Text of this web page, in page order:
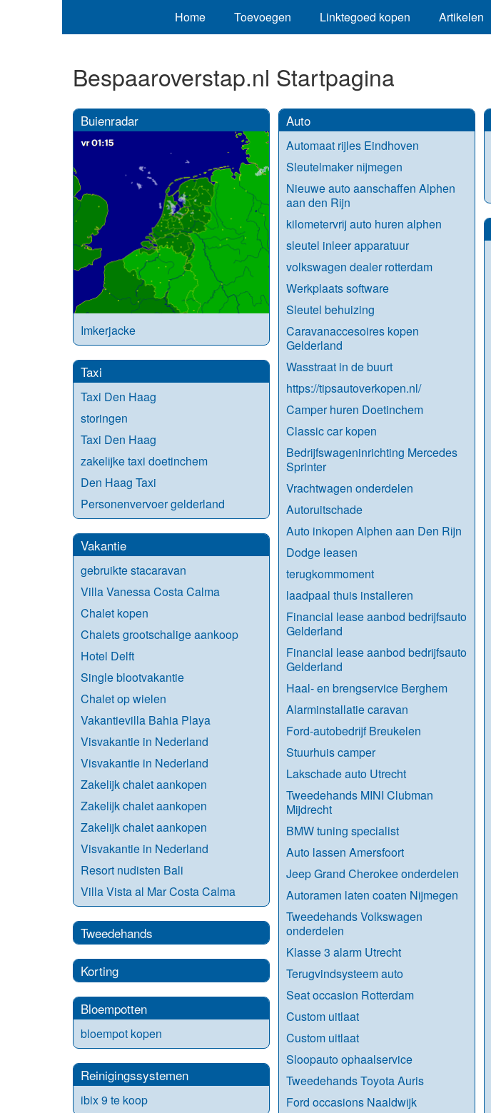
Home Toevoegen Linktegoed kopen Artikelen
Bespaaroverstap.nl Startpagina
Buienradar
Imkerjacke
Taxi
Taxi Den Haag
storingen
Taxi Den Haag
zakelijke taxi doetinchem
Den Haag Taxi
Personenvervoer gelderland
Vakantie
gebruikte stacaravan
Villa Vanessa Costa Calma
Chalet kopen
Chalets grootschalige aankoop
Hotel Delft
Single blootvakantie
Chalet op wielen
Vakantievilla Bahia Playa
Visvakantie in Nederland
Visvakantie in Nederland
Zakelijk chalet aankopen
Zakelijk chalet aankopen
Zakelijk chalet aankopen
Visvakantie in Nederland
Resort nudisten Bali
Villa Vista al Mar Costa Calma
Tweedehands
Korting
Bloempotten
bloempot kopen
Reinigingssystemen
ibix 9 te koop
Auto
Automaat rijles Eindhoven
Sleutelmaker nijmegen
Nieuwe auto aanschaffen Alphen
aan den Rijn
kilometervrij auto huren alphen
sleutel inleer apparatuur
volkswagen dealer rotterdam
Werkplaats software
Sleutel behuizing
Caravanaccesoires kopen
Gelderland
Wasstraat in de buurt
https://tipsautoverkopen.nl/
Camper huren Doetinchem
Classic car kopen
Bedrijfswageninrichting Mercedes
Sprinter
Vrachtwagen onderdelen
Autoruitschade
Auto inkopen Alphen aan Den Rijn
Dodge leasen
terugkommoment
laadpaal thuis installeren
Financial lease aanbod bedrijfsauto
Gelderland
Financial lease aanbod bedrijfsauto
Gelderland
Haal- en brengservice Berghem
Alarminstallatie caravan
Ford-autobedrijf Breukelen
Stuurhuis camper
Lakschade auto Utrecht
Tweedehands MINI Clubman
Mijdrecht
BMW tuning specialist
Auto lassen Amersfoort
Jeep Grand Cherokee onderdelen
Autoramen laten coaten Nijmegen
Tweedehands Volkswagen
onderdelen
Klasse 3 alarm Utrecht
Terugvindsysteem auto
Seat occasion Rotterdam
Custom uitlaat
Custom uitlaat
Sloopauto ophaalservice
Tweedehands Toyota Auris
Ford occasions Naaldwijk